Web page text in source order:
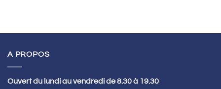
A PROPOS
Ouvert du lundi au vendredi de 8.30 à 19.30